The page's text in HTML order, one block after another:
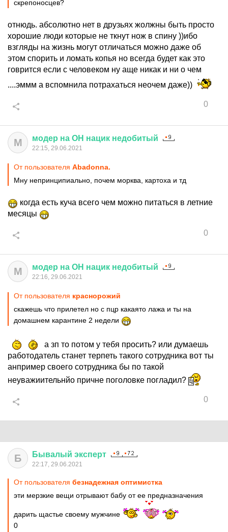
скрепоносцев?
отнюдь. абсолютно нет в друзьях жолжны быть просто
хорошие люди которые не ткнут нож в спину ))ибо
взгляды на жизнь могут отличаться можно даже об
этом спорить и ломать копья но всегда будет как это
говрится если с человеком ну аще никак и ни о чем
....эммм а вспомнила потрахаться неочем даже))
0
М модер на ОН нацик недобитый
22:15, 29.06.2021
От пользователя Abadonnа.
Мну непринципиально, почем морква, картоха и тд
когда есть куча всего чем можно питаться в летние
месяцы
0
М модер на ОН нацик недобитый
22:16, 29.06.2021
От пользователя краснорожий
скажешь что прилетел но с пцр какаято лажа и ты на
домашнем карантине 2 недели
а зп то потом у тебя просить? или думаешь
работодатель станет терпеть такого сотрудника вот ты
анпример своего сотрудника бы по такой
неуважиительнйо причне поголовке погладил?
0
Б Бывалый эксперт
22:17, 29.06.2021
От пользователя безнадежная оптимистка
эти мерзкие вещи отрывают бабу от ее предназначения
дарить щастье своему мужчине
0